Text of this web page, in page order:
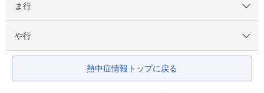
ま行
や行
熱中症情報トップに戻る